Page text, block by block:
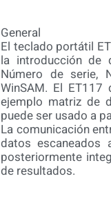
General
El teclado portátil
la introducción de
Número de serie,
WinSAM. El
ejemplo matriz de
puede ser usado a
La comunicación
datos escaneados
posteriormente
de resultados.